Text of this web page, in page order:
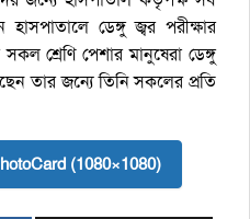
ডেঙ্গু জ্বর পরীক্ষার
শ্রেণি পেশার মানুষেরা ডেঙ্গু
তার জন্যে তিনি সকলের প্রতি
(1080×1080)